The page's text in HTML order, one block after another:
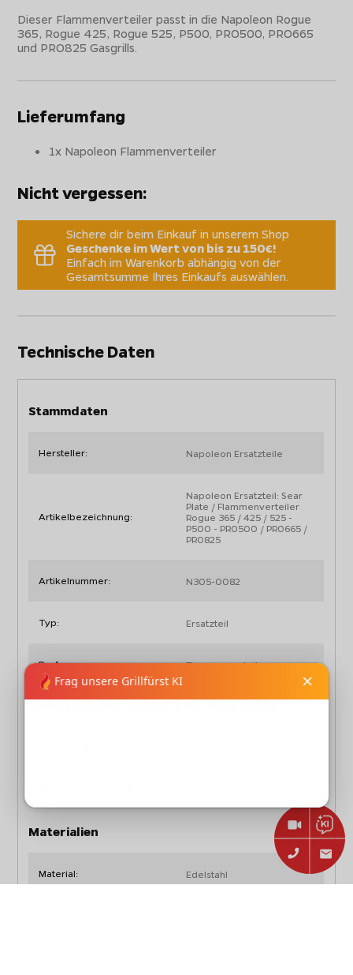
Dieser Flammenverteiler passt in die Napoleon Rogue
365, Rogue 425, Rogue 525, P500, PRO500, PRO665
und PRO825 Gasgrills.
Lieferumfang
1x Napoleon Flammenverteiler
Nicht vergessen:
Sichere dir beim Einkauf in unserem Shop
Geschenke im Wert von bis zu 150€!
Einfach im Warenkorb abhängig von der
Gesamtsumme Ihres Einkaufs auswählen.
Technische Daten
Stammdaten
Hersteller: Napoleon Ersatzteile
Artikelbezeichnung:
Napoleon Ersatzteil: Sear
Plate / Flammenverteiler
Rogue 365 / 425 / 525 -
P500 - PRO500 / PRO665 /
PRO825
Artikelnummer: N305-0082
Typ: Ersatzteil
Bauform: Flammenverteiler
Materialien
Material: Edelstahl